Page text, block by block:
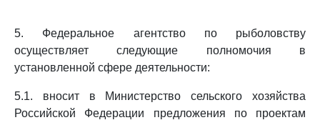
5. Федеральное агентство по рыболовству
осуществляет следующие полномочия в
установленной сфере деятельности:
5.1. вносит в Министерство сельского хозяйства
Российской Федерации предложения по проектам